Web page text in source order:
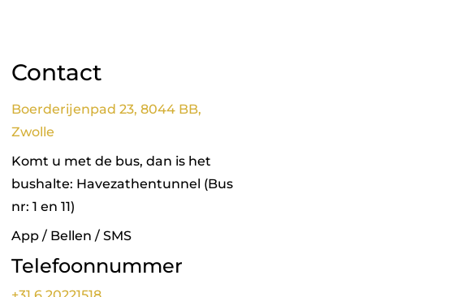
Contact
Boerderijenpad 23, 8044 BB,
Zwolle
Komt u met de bus, dan is het
bushalte: Havezathentunnel (Bus
nr: 1 en 11)
App / Bellen / SMS
Telefoonnummer